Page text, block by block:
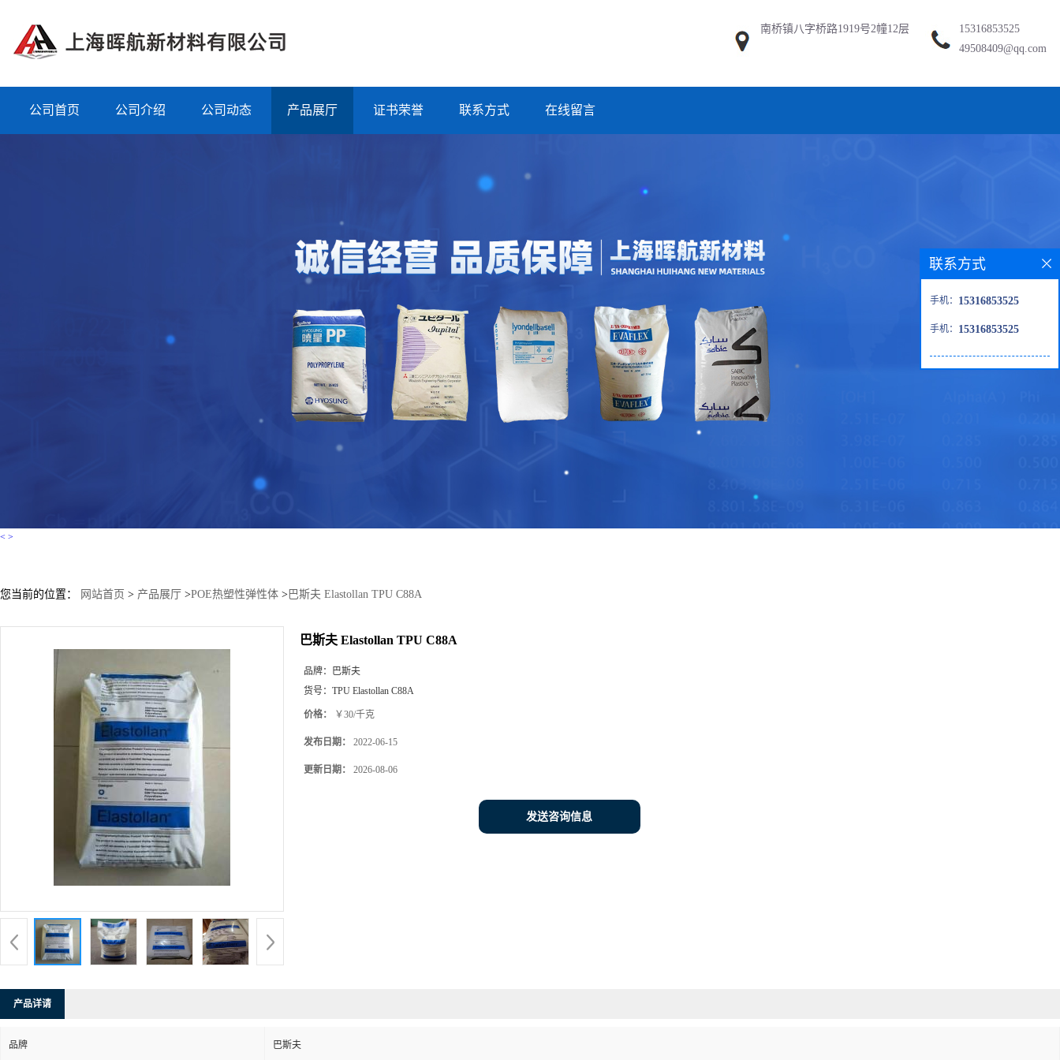
南桥镇八字桥路1919号2幢12层
15316853525
49508409@qq.com
公司首页 公司介绍 公司动态 产品展厅 证书荣誉 联系方式 在线留言
< >
您当前的位置： 网站首页 > 产品展厅 >POE热塑性弹性体 > 巴斯夫 Elastollan TPU C88A
巴斯夫 Elastollan TPU C88A
品牌：
巴斯夫
货号： TPU Elastollan C88A
价格： ￥30/千克
发布日期： 2022-06-15
更新日期： 2026-08-06
发送咨询信息
产品详请
品牌 巴斯夫
联系方式
手机： 15316853525
手机： 15316853525